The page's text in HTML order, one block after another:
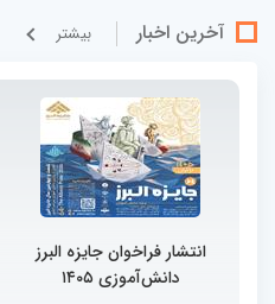
آخرین اخبار بيشتر
انتشار فراخوان جایزه البرز
دانش‌آموزی ۱۴۰۵